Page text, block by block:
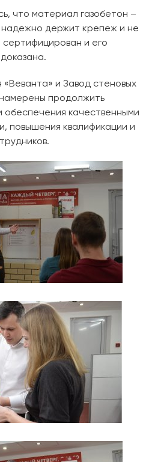
что материал газобетон –
держит крепеж и не
и его
и Завод стеновых
продолжить
обеспечения качественными
повышения квалификации и